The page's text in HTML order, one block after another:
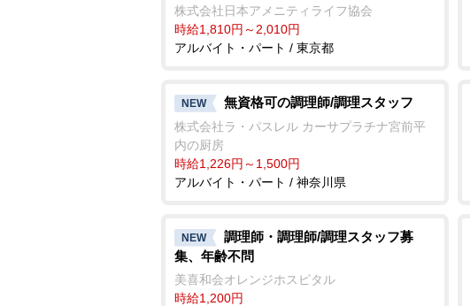
株式会社日本アメニティライフ協会
時給1,810円～2,010円
アルバイト・パート / 東京都
NEW 無資格可の調理師/調理スタッフ
株式会社ラ・パスレル カーサプラチナ宮前平
内の厨房
時給1,226円～1,500円
アルバイト・パート / 神奈川県
NEW
調理師・調理師/調理スタッフ募
集、年齢不問
美喜和会オレンジホスピタル
時給1,200円